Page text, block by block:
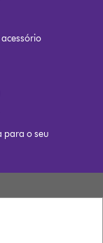
para o seu